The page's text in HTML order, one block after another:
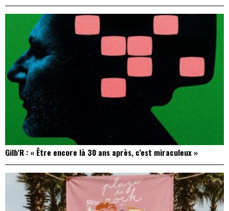
Gilb’R : « Être encore là 30 ans après, c’est miraculeux »